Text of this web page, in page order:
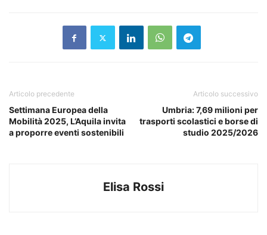
Articolo precedente
Settimana Europea della
Mobilità 2025, L’Aquila invita
a proporre eventi sostenibili
Articolo successivo
Umbria: 7,69 milioni per
trasporti scolastici e borse di
studio 2025/2026
Elisa Rossi